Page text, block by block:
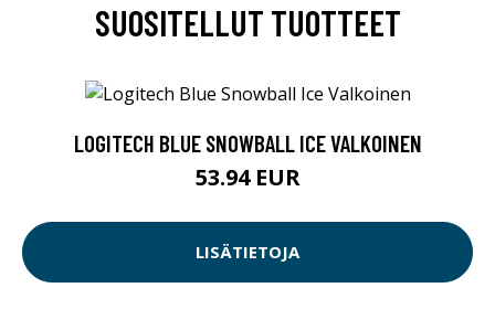
SUOSITELLUT TUOTTEET
LOGITECH BLUE SNOWBALL ICE VALKOINEN
53.94 EUR
LISÄTIETOJA